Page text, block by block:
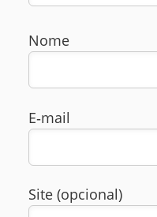
Nome
E‑mail
Site (opcional)